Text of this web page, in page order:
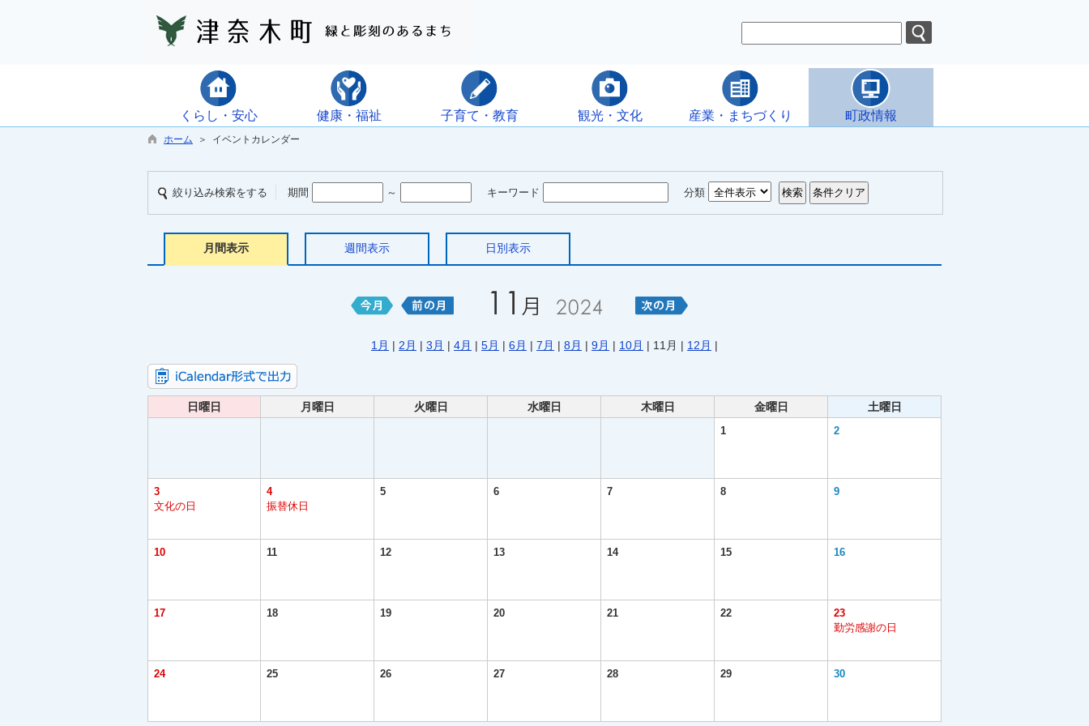
くらし・安心 健康・福祉 子育て・教育 観光・文化 産業・まちづくり 町政情報
ホーム ＞ イベントカレンダー
絞り込み検索をする 期間 ～ キーワード 分類
月間表示 週間表示 日別表示
1月 | 2月 | 3月 | 4月 | 5月 | 6月 | 7月 | 8月 | 9月 | 10月 | 11月 | 12月 |
日曜日 月曜日 火曜日 水曜日 木曜日 金曜日 土曜日
1 2
3
文化の日
4
振替休日
5 6 7 8 9
10 11 12 13 14 15 16
17 18 19 20 21 22
23
勤労感謝の日
24 25 26 27 28 29 30